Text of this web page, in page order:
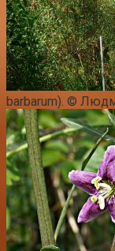
barbarum). ©